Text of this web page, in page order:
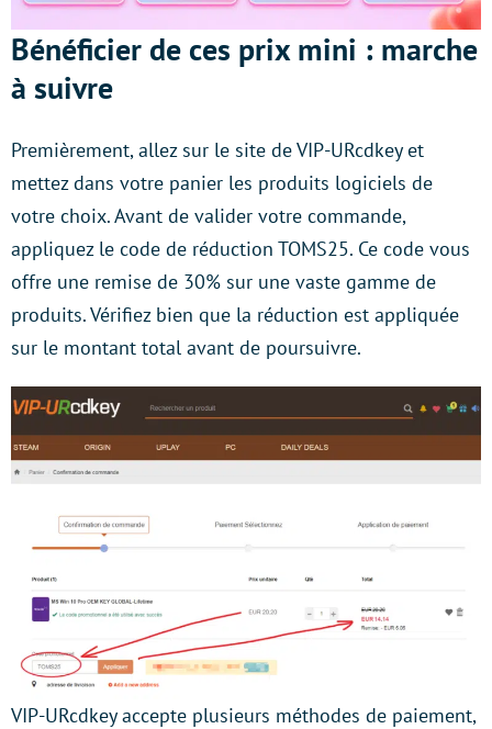
Bénéficier de ces prix mini : marche
à suivre
Premièrement, allez sur le site de VIP-URcdkey et
mettez dans votre panier les produits logiciels de
votre choix. Avant de valider votre commande,
appliquez le code de réduction TOMS25. Ce code vous
offre une remise de 30% sur une vaste gamme de
produits. Vérifiez bien que la réduction est appliquée
sur le montant total avant de poursuivre.
VIP-URcdkey accepte plusieurs méthodes de paiement,